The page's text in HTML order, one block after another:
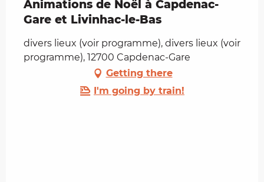
Animations de Noël à Capdenac-
Gare et Livinhac-le-Bas
divers lieux (voir programme), divers lieux (voir
programme), 12700 Capdenac-Gare
Getting there
I'm going by train!